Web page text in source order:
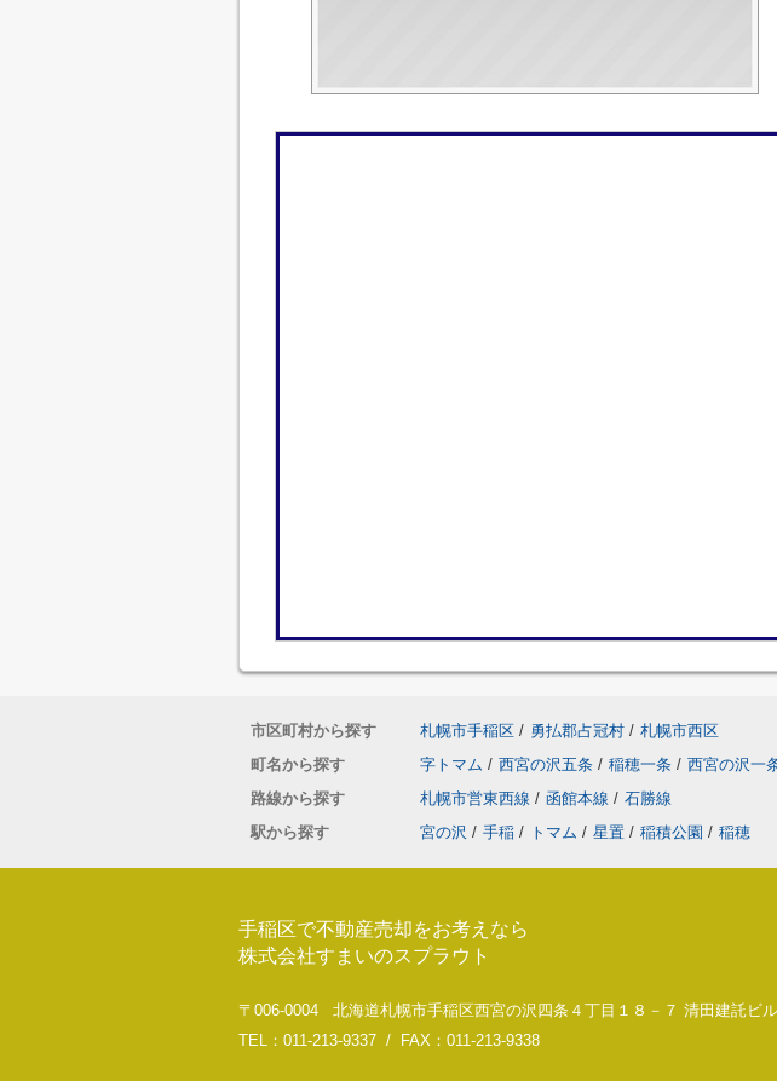
市区町村から探す 札幌市手稲区 / 勇払郡占冠村 / 札幌市西区
町名から探す
字トマム / 西宮の沢五条 / 稲穂一条 / 西宮の沢一
路線から探す
札幌市営東西線 / 函館本線 / 石勝線
駅から探す
宮の沢 / 手稲 / トマム / 星置 / 稲積公園 / 稲穂
手稲区で不動産売却をお考えなら
株式会社すまいのスプラウト
〒006-0004 北海道札幌市手稲区西宮の沢四条４丁目１８－７ 清田建託ビ
TEL：011-213-9337 / FAX：011-213-9338